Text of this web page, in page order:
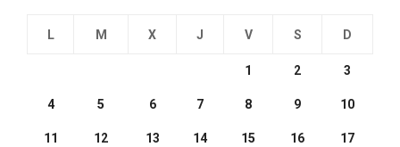
L M X J V S D
1 2 3
4 5 6 7 8 9 10
11 12 13 14 15 16 17